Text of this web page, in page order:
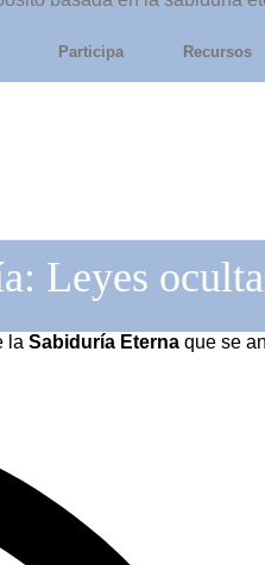
Participa Recursos
Leyes
la Sabiduría Eterna que se